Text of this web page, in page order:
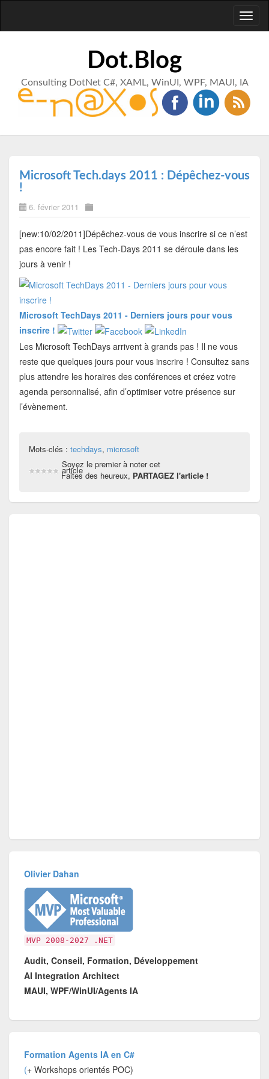
Dot.Blog
Consulting DotNet C#, XAML, WinUI, WPF, MAUI, IA
Microsoft Tech.days 2011 : Dépêchez-vous
!
6. février 2011
[new:10/02/2011]Dépêchez-vous de vous inscrire si ce n’est
pas encore fait ! Les Tech-Days 2011 se déroule dans les
jours à venir !
Microsoft TechDays 2011 - Derniers jours pour vous
inscrire !
Les Microsoft TechDays arrivent à grands pas ! Il ne vous
reste que quelques jours pour vous inscrire ! Consultez sans
plus attendre les horaires des conférences et créez votre
agenda personnalisé, afin d’optimiser votre présence sur
l’évènement.
Mots-clés : techdays, microsoft
Soyez le premier à noter cet
article
Faites des heureux, PARTAGEZ l'article !
Olivier Dahan
MVP 2008-2027 .NET
Audit, Conseil, Formation, Développement
AI Integration Architect
MAUI, WPF/WinUI/Agents IA
Formation Agents IA en C#
(+ Workshops orientés POC)